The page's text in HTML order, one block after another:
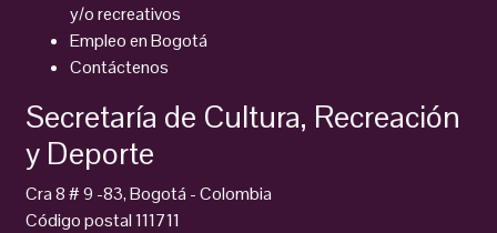
y/o recreativos
Empleo en Bogotá
Contáctenos
Secretaría de Cultura, Recreación
y Deporte
Cra 8 # 9 -83, Bogotá - Colombia
Código postal 111711